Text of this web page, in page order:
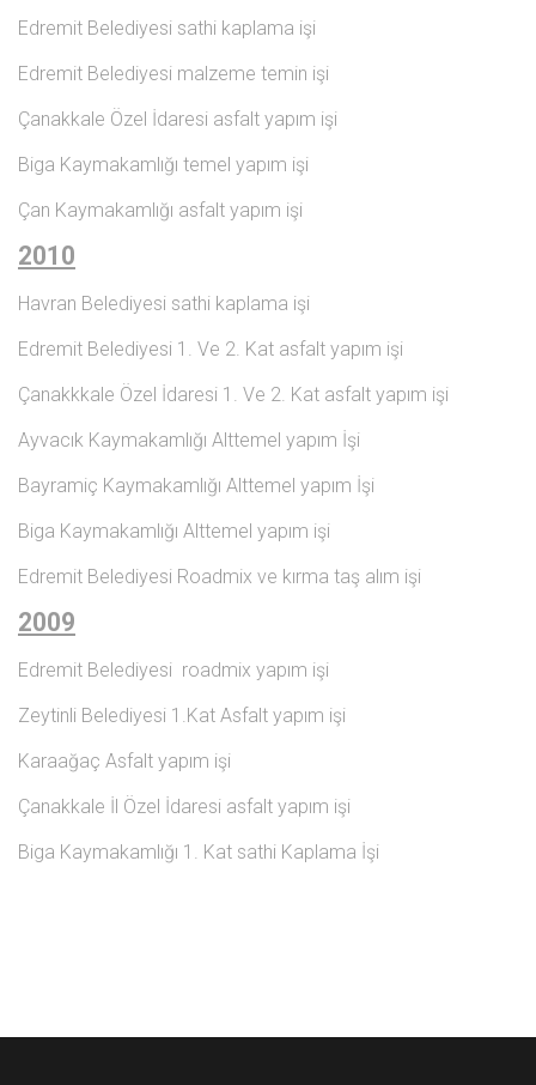
Edremit Belediyesi sathi kaplama işi
Edremit Belediyesi malzeme temin işi
Çanakkale Özel İdaresi asfalt yapım işi
Biga Kaymakamlığı temel yapım işi
Çan Kaymakamlığı asfalt yapım işi
2010
Havran Belediyesi sathi kaplama işi
Edremit Belediyesi 1. Ve 2. Kat asfalt yapım işi
Çanakkkale Özel İdaresi 1. Ve 2. Kat asfalt yapım işi
Ayvacık Kaymakamlığı Alttemel yapım İşi
Bayramiç Kaymakamlığı Alttemel yapım İşi
Biga Kaymakamlığı Alttemel yapım işi
Edremit Belediyesi Roadmix ve kırma taş alım işi
2009
Edremit Belediyesi roadmix yapım işi
Zeytinli Belediyesi 1.Kat Asfalt yapım işi
Karaağaç Asfalt yapım işi
Çanakkale İl Özel İdaresi asfalt yapım işi
Biga Kaymakamlığı 1. Kat sathi Kaplama İşi